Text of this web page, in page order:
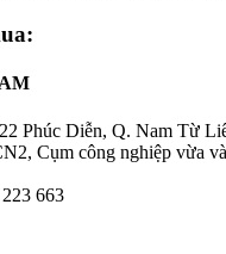
Phúc Diễn, Q. Nam Từ
Cụm công nghiệp vừa
663